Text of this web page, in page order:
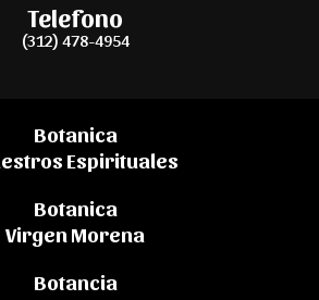
Telefono
(312) 478-4954
Botanica
Espirituales
Botanica
Virgen Morena
Botancia